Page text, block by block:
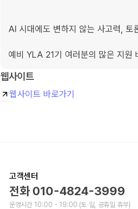
AI 시대에도 변하지 않는 사고력, 토
예비 YLA 21기 여러분의 많은 지
웹사이트
웹사이트 바로가기
고객센터
전화 010-4824-3999
운영시간 10:00 - 19:00 (토∙일, 공휴일 휴무)